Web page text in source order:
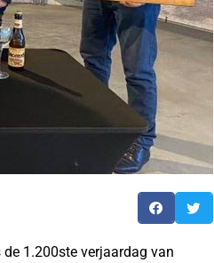
1.200ste verjaardag van